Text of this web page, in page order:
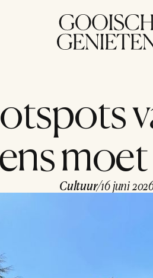
Cultuur/16 juni